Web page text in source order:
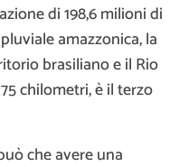
di 198,6 milioni di
amazzonica, la
brasiliano e il Rio
chilometri, è il terzo
che avere una